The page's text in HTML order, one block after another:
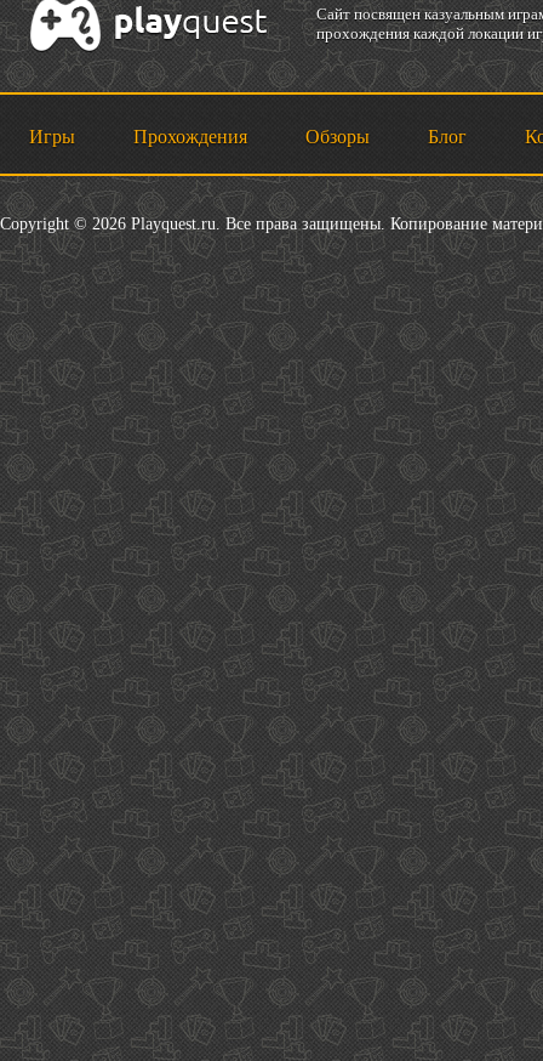
Cайт посвящен казуальным
прохождения каждой локации
Игры Прохождения Обзоры Блог
Copyright © 2026 Playquest.ru. Все права защищены. Копирование